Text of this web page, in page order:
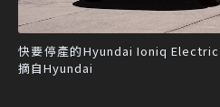
快要停產的Hyundai Ioniq Electric
摘自Hyundai